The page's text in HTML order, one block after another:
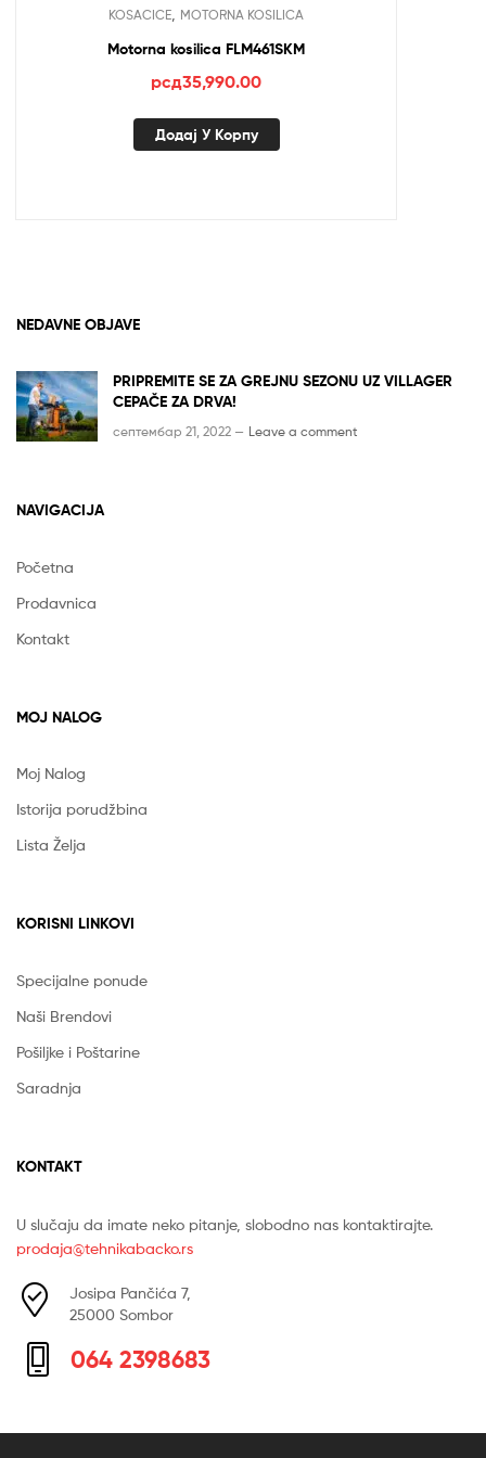
KOSACICE MOTORNA KOSILICA
Motorna kosilica FLM461SKM
рсд35,990.00
Додај У Корпу
NEDAVNE OBJAVE
PRIPREMITE SE ZA GREJNU SEZONU UZ VILLAGER
CEPAČE ZA DRVA!
септембар 21, 2022 — Leave a comment
NAVIGACIJA
Početna
Prodavnica
Kontakt
MOJ NALOG
Moj Nalog
Istorija porudžbina
Lista Želja
KORISNI LINKOVI
Specijalne ponude
Naši Brendovi
Pošiljke i Poštarine
Saradnja
KONTAKT
U slučaju da imate neko pitanje, slobodno nas kontaktirajte.
prodaja@tehnikabacko.rs
Josipa Pančića 7,
25000 Sombor
064 2398683